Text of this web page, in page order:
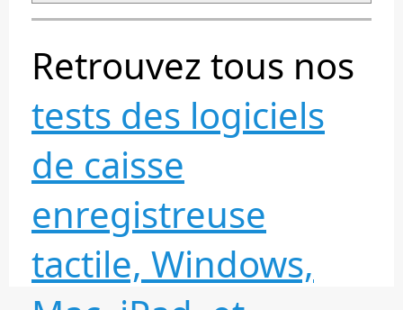
Retrouvez tous nos
tests des logiciels
de caisse
enregistreuse
tactile, Windows,